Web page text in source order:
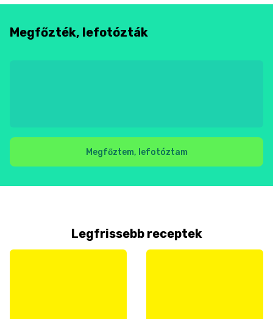
Megfőzték, lefotózták
Megfőztem, lefotóztam
Legfrissebb receptek